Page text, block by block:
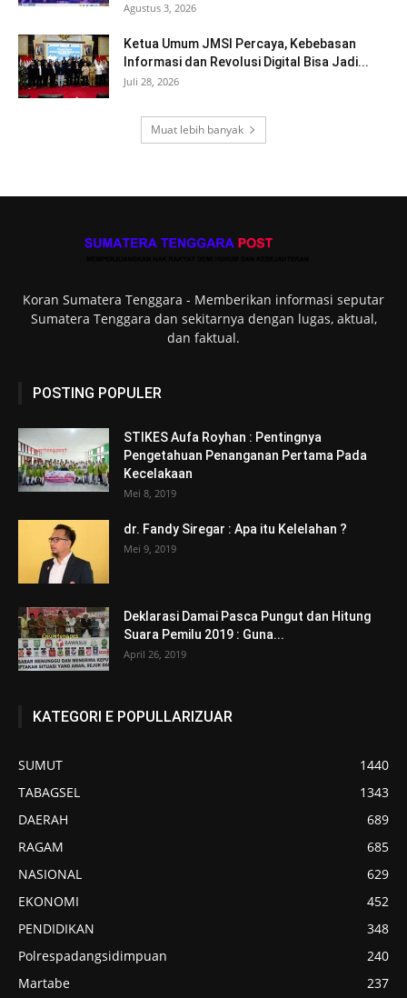
Agustus 3, 2026
Ketua Umum JMSI Percaya, Kebebasan
Informasi dan Revolusi Digital Bisa Jadi...
Juli 28, 2026
Muat lebih banyak
Koran Sumatera Tenggara - Memberikan informasi seputar
Sumatera Tenggara dan sekitarnya dengan lugas, aktual,
dan faktual.
POSTING POPULER
STIKES Aufa Royhan : Pentingnya
Pengetahuan Penanganan Pertama Pada
Kecelakaan
Mei 8, 2019
dr. Fandy Siregar : Apa itu Kelelahan ?
Mei 9, 2019
Deklarasi Damai Pasca Pungut dan Hitung
Suara Pemilu 2019 : Guna...
April 26, 2019
KATEGORI E POPULLARIZUAR
SUMUT
1440
TABAGSEL
1343
DAERAH
689
RAGAM
685
NASIONAL
629
EKONOMI
452
PENDIDIKAN
348
Polrespadangsidimpuan
240
Martabe
237